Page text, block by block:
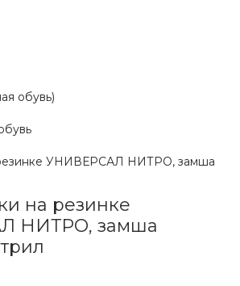
обувь)
УНИВЕРСАЛ НИТРО, замша
на резинке
НИТРО, замша